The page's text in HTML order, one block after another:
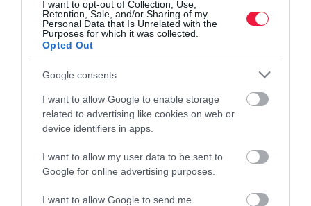
I want to opt-out of Collection, Use,
Retention, Sale, and/or Sharing of my
Personal Data that Is Unrelated with the
Purposes for which it was collected.
Opted Out
Google consents
I want to allow Google to enable storage
related to advertising like cookies on web or
device identifiers in apps.
I want to allow my user data to be sent to
Google for online advertising purposes.
I want to allow Google to send me
Több tízezer gyógyszer lesz olcsóbb szeptembertől